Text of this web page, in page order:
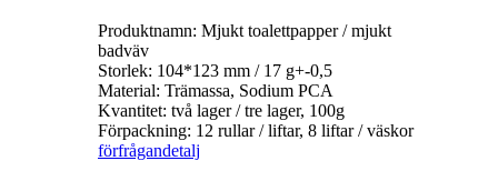
Produktnamn: Mjukt toalettpapper / mjukt
badväv
Storlek: 104*123 mm / 17 g+-0,5
Material: Trämassa, Sodium PCA
Kvantitet: två lager / tre lager, 100g
Förpackning: 12 rullar / liftar, 8 liftar / väskor
förfrågandetalj